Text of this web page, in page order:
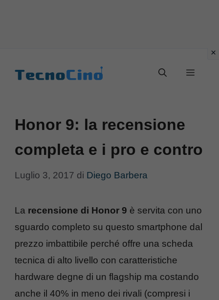
Menu
Honor 9: la recensione
completa e i pro e contro
Luglio 3, 2017 di Diego Barbera
La recensione di Honor 9 è servita con uno
sguardo completo su questo smartphone dal
prezzo imbattibile perché offre una scheda
tecnica di alto livello con caratteristiche
hardware degne di un flagship ma costando
anche il 40% in meno dei rivali (compresi i